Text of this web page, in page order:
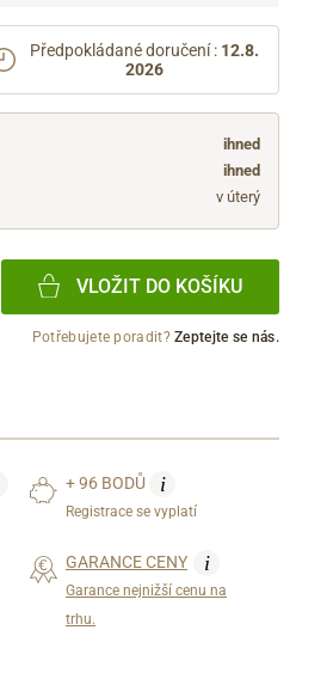
Předpokládané doručení : 12.8.
2026
ihned
ihned
v úterý
VLOŽIT DO KOŠÍKU
Potřebujete poradit?Zeptejte se nás.
+ 96 BODŮ i
Registrace se vyplatí
GARANCE CENY i
Garance nejnižší cenu na
trhu.